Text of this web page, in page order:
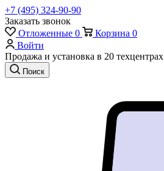
+7 (495) 324-90-90
Заказать звонок
Отложенные 0 Корзина 0
Войти
Продажа и установка в 20 техцентрах
Поиск